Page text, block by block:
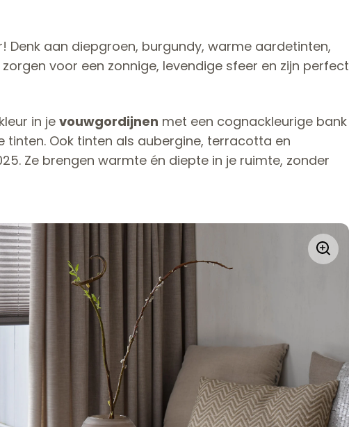
Denk aan diepgroen, burgundy, warme aardetinten,
voor een zonnige, levendige sfeer en zijn perfect
in je vouwgordijnen met een cognackleurige bank
tinten. Ook tinten als aubergine, terracotta en
Ze brengen warmte én diepte in je ruimte, zonder